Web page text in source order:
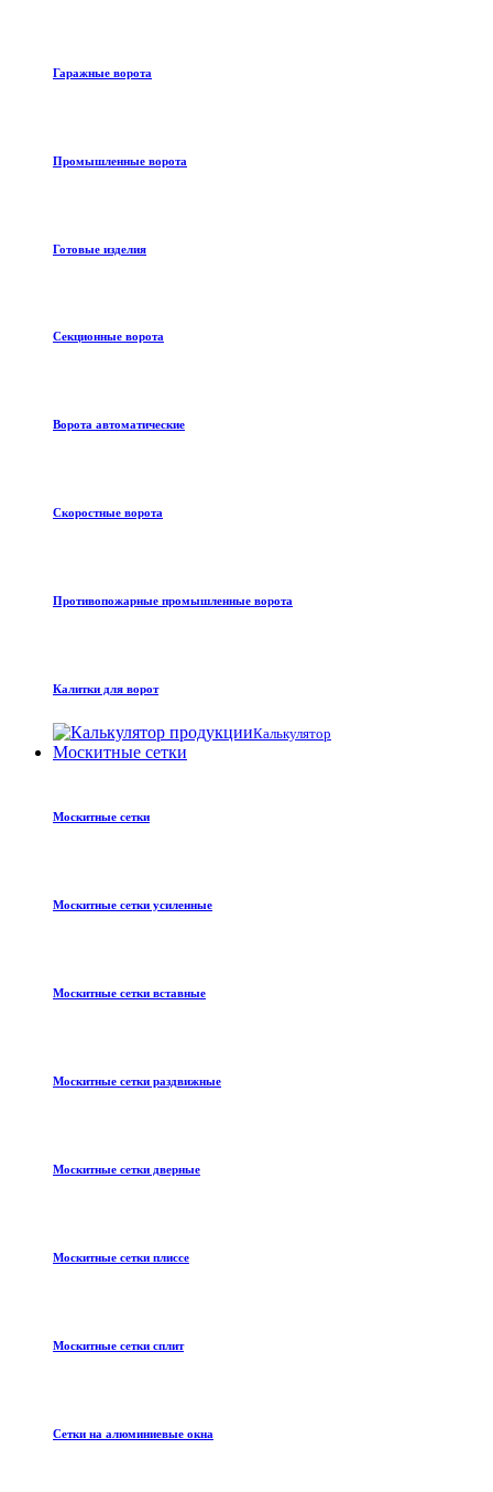
Гаражные ворота
Промышленные ворота
Готовые изделия
Секционные ворота
Ворота автоматические
Скоростные ворота
Противопожарные промышленные ворота
Калитки для ворот
Калькулятор
Москитные сетки
Москитные сетки
Москитные сетки усиленные
Москитные сетки вставные
Москитные сетки раздвижные
Москитные сетки дверные
Москитные сетки плиссе
Москитные сетки сплит
Сетки на алюминиевые окна